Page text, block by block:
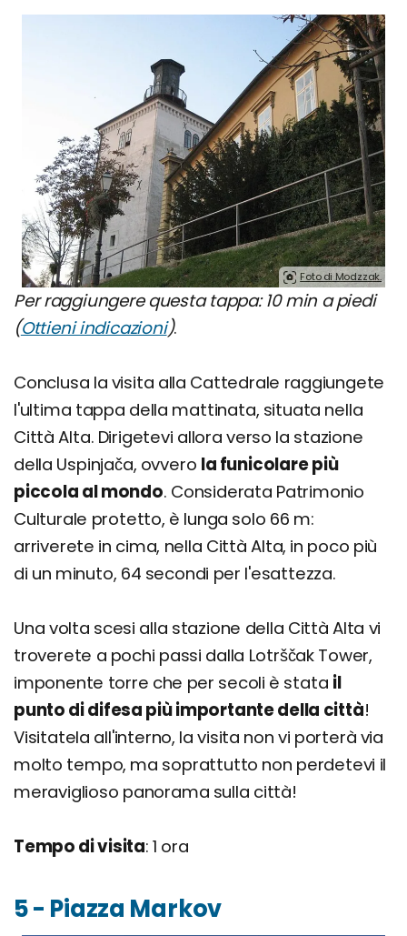
Foto di Modzzak.
Per raggiungere questa tappa: 10 min a piedi
(Ottieni indicazioni).
Conclusa la visita alla Cattedrale raggiungete
l'ultima tappa della mattinata, situata nella
Città Alta. Dirigetevi allora verso la stazione
della Uspinjača, ovvero la funicolare più
piccola al mondo. Considerata Patrimonio
Culturale protetto, è lunga solo 66 m:
arriverete in cima, nella Città Alta, in poco più
di un minuto, 64 secondi per l'esattezza.
Una volta scesi alla stazione della Città Alta vi
troverete a pochi passi dalla Lotrščak Tower,
imponente torre che per secoli è stata il
punto di difesa più importante della città!
Visitatela all'interno, la visita non vi porterà via
molto tempo, ma soprattutto non perdetevi il
meraviglioso panorama sulla città!
Tempo di visita: 1 ora
5 - Piazza Markov